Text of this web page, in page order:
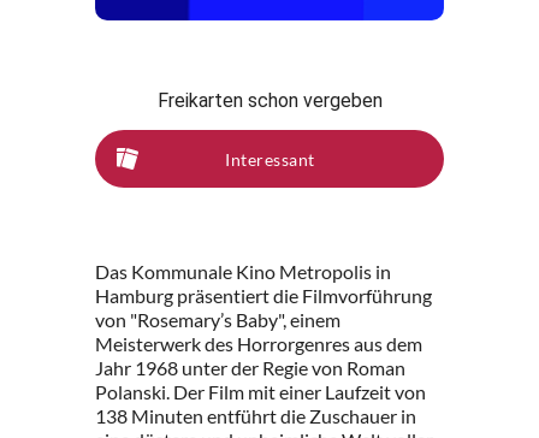
Freikarten schon vergeben
Interessant
Das Kommunale Kino Metropolis in
Hamburg präsentiert die Filmvorführung
von "Rosemary’s Baby", einem
Meisterwerk des Horrorgenres aus dem
Jahr 1968 unter der Regie von Roman
Polanski. Der Film mit einer Laufzeit von
138 Minuten entführt die Zuschauer in